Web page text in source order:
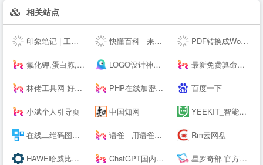
相关站点
印象笔记 | 工作必备效率应用 快懂百科 - 来这里，认识世界！ PDF转换成Word转换器在线免费 - 在线word转pdf转换器 - 迅捷PDF转换器免费版
氟化钾,蛋白胨,叔丁醇钇,异丙醇钇,金属锂,碳酸锂,氢氧化锂,硝酸锂,甲醇钾,乙醇钾,叔丁醇钾，异丙醇钾, LOGO设计神器；公司logo在线设计生成器 - 标小智LOGO神器 最新免费算命占卜算卦塔罗牌卜测算-太清阁免费周易测算
林佬工具网-好用的在线工具都在这里！ PHP在线加密系统 - 对PHP代码进行安全保护！ 百度一下
小斌个人引导页 中国知网 YEEKIT_智能语言工具平台,在线辅助翻译,翻译工具,字幕通
在线二维码图片生成器_二维码扫描软件下载_联图二维码 语雀 - 用语雀，构建你的数字花园 · 语雀 Rm云网盘
HAWE哈威比例阀价格-德国HAWE进口电磁阀_柱塞泵厂家代理商 - 大连佰德 ChatGPT国内版-OpenAI 星罗奇部 官方网站-元宇宙社交平台